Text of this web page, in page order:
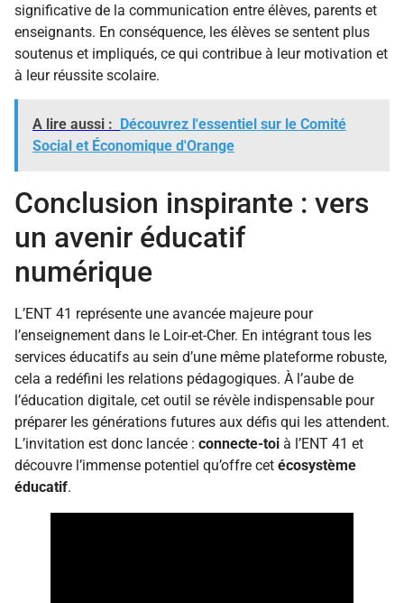
significative de la communication entre élèves, parents et
enseignants. En conséquence, les élèves se sentent plus
soutenus et impliqués, ce qui contribue à leur motivation et
à leur réussite scolaire.
A lire aussi :
Découvrez l'essentiel sur le Comité
Social et Économique d'Orange
Conclusion inspirante : vers
un avenir éducatif
numérique
L’ENT 41 représente une avancée majeure pour
l’enseignement dans le Loir-et-Cher. En intégrant tous les
services éducatifs au sein d’une même plateforme robuste,
cela a redéfini les relations pédagogiques. À l’aube de
l’éducation digitale, cet outil se révèle indispensable pour
préparer les générations futures aux défis qui les attendent.
L’invitation est donc lancée : connecte-toi à l’ENT 41 et
découvre l’immense potentiel qu’offre cet écosystème
éducatif.